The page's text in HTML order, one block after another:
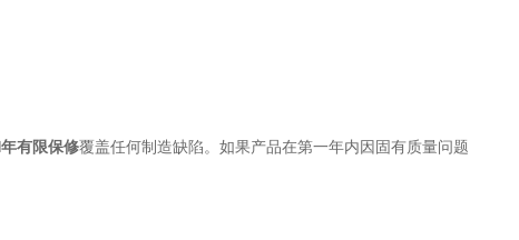
有限保修覆盖任何制造缺陷。如果产品在第一年内因固有质量问题